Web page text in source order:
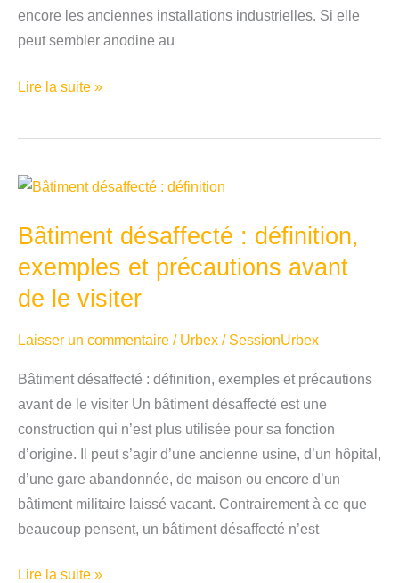
encore les anciennes installations industrielles. Si elle
peut sembler anodine au
Eau
en
:
sont
les
risques
à
connaître
Lire la suite »
Bâtiment désaffecté : définition,
exemples et précautions avant
de le visiter
Laisser un commentaire / Urbex / SessionUrbex
Bâtiment désaffecté : définition, exemples et précautions
avant de le visiter Un bâtiment désaffecté est une
construction qui n’est plus utilisée pour sa fonction
d’origine. Il peut s’agir d’une ancienne usine, d’un hôpital,
d’une gare abandonnée, de maison ou encore d’un
bâtiment militaire laissé vacant. Contrairement à ce que
beaucoup pensent, un bâtiment désaffecté n’est
Bâtiment
Lire la suite »